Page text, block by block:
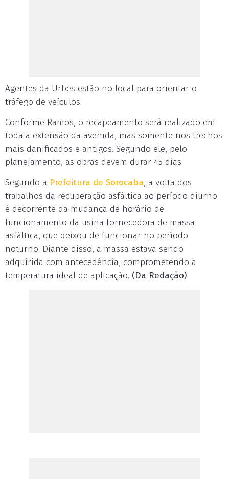
Agentes da Urbes estão no local para orientar o
tráfego de veículos.
Conforme Ramos, o recapeamento será realizado em
toda a extensão da avenida, mas somente nos trechos
mais danificados e antigos. Segundo ele, pelo
planejamento, as obras devem durar 45 dias.
Segundo a Prefeitura de Sorocaba, a volta dos
trabalhos da recuperação asfáltica ao período diurno
é decorrente da mudança de horário de
funcionamento da usina fornecedora de massa
asfáltica, que deixou de funcionar no período
noturno. Diante disso, a massa estava sendo
adquirida com antecedência, comprometendo a
temperatura ideal de aplicação. (Da Redação)